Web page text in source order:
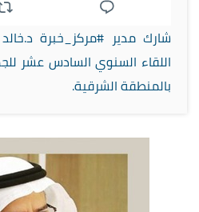
شارك مدير #مركز_خبرة
اللقاء السنوي السادس عشر
بالمنطقة الشرقية.